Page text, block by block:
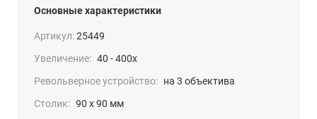
Основные характеристики
Артикул:25449
Увеличение: 40 - 400x
Револьверное устройство: на 3 объектива
Столик: 90 х 90 мм